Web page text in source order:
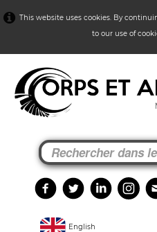
This website uses cookies. By
to our use of
English